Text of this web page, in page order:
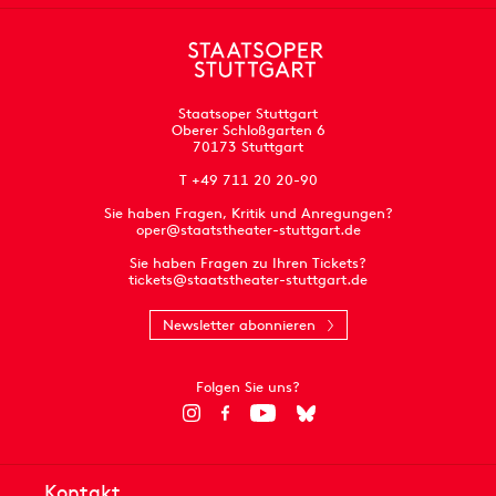
Staatsoper Stuttgart
Oberer Schloßgarten 6
70173 Stuttgart
T +49 711 20 20-90
Sie haben Fragen, Kritik und Anregungen?
oper@staatstheater-stuttgart.de
Sie haben Fragen zu Ihren Tickets?
tickets@staatstheater-stuttgart.de
Newsletter abonnieren
Folgen Sie uns?